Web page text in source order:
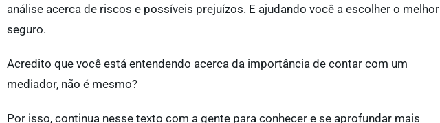
análise acerca de riscos e possíveis prejuízos. E ajudando você a escolher o melhor
seguro.
Acredito que você está entendendo acerca da importância de contar com um
mediador, não é mesmo?
Por isso, continua nesse texto com a gente para conhecer e se aprofundar mais